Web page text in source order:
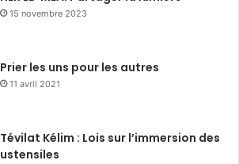
15 novembre 2023
Prier les uns pour les autres
11 avril 2021
Tévilat Kélim : Lois sur l’immersion des
ustensiles